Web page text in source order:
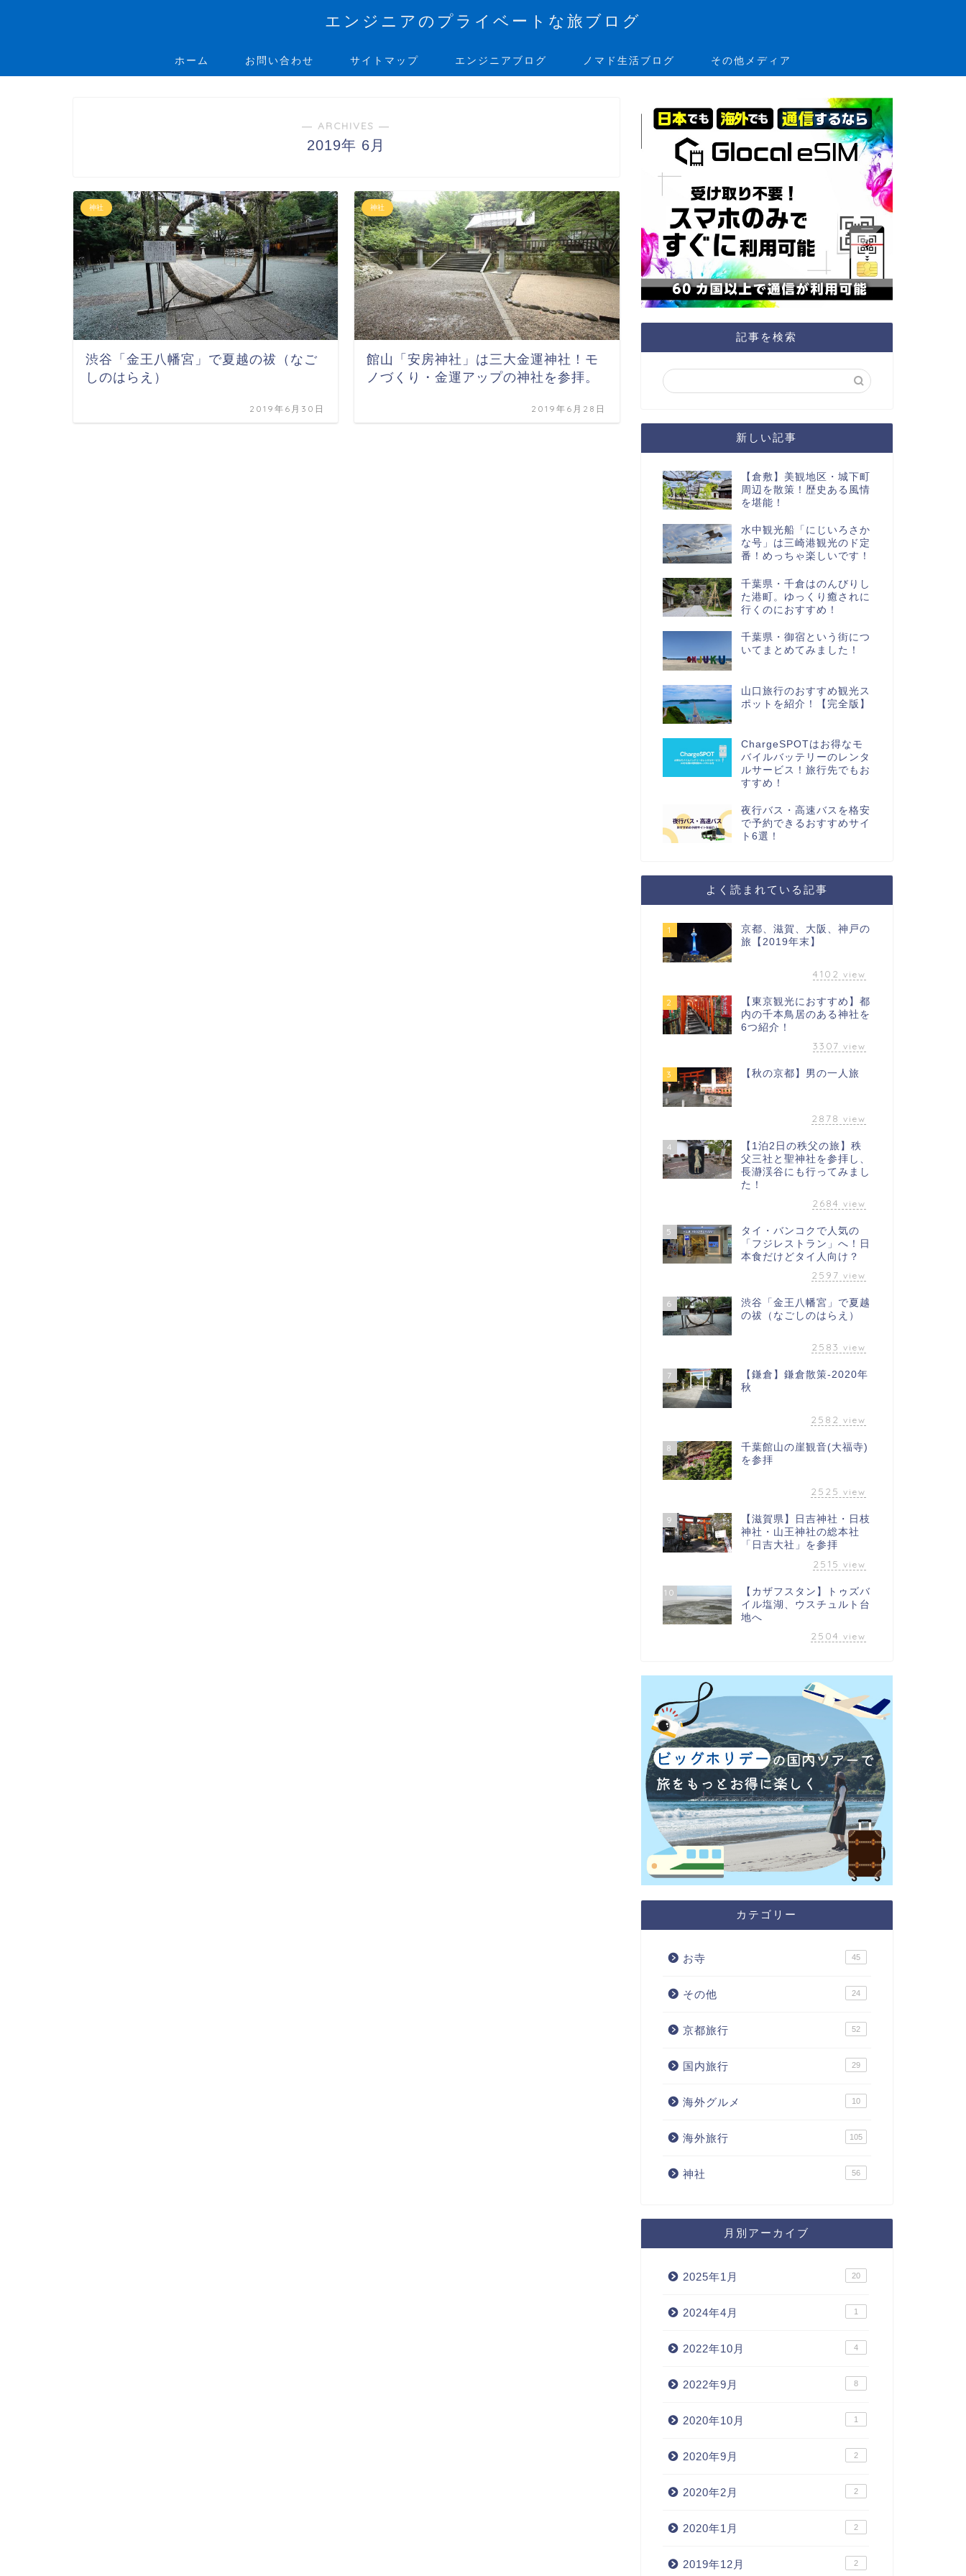
エンジニアのプライベートな旅ブログ
ホーム お問い合わせ サイトマップ エンジニアブログ ノマド生活ブログ その他メディア
― ARCHIVES ―
2019年 6月
神社
渋谷「金王八幡宮」で夏越の祓（なご
しのはらえ）
2019年6月30日
神社
館山「安房神社」は三大金運神社！モ
ノづくり・金運アップの神社を参拝。
2019年6月28日
記事を検索
新しい記事
【倉敷】美観地区・城下町
周辺を散策！歴史ある風情
を堪能！
水中観光船「にじいろさか
な号」は三崎港観光のド定
番！めっちゃ楽しいです！
千葉県・千倉はのんびりし
た港町。ゆっくり癒されに
行くのにおすすめ！
千葉県・御宿という街につ
いてまとめてみました！
山口旅行のおすすめ観光ス
ポットを紹介！【完全版】
ChargeSPOTはお得なモ
バイルバッテリーのレンタ
ルサービス！旅行先でもお
すすめ！
夜行バス・高速バスを格安
で予約できるおすすめサイ
ト6選！
よく読まれている記事
1
京都、滋賀、大阪、神戸の
旅【2019年末】
4102 view
2
【東京観光におすすめ】都
内の千本鳥居のある神社を
6つ紹介！
3307 view
3 【秋の京都】男の一人旅
2878 view
4
【1泊2日の秩父の旅】秩
父三社と聖神社を参拝し、
長瀞渓谷にも行ってみまし
た！
2684 view
5
タイ・バンコクで人気の
「フジレストラン」へ！日
本食だけどタイ人向け？
2597 view
6
渋谷「金王八幡宮」で夏越
の祓（なごしのはらえ）
2583 view
7
【鎌倉】鎌倉散策-2020年
秋
2582 view
8
千葉館山の崖観音(大福寺)
を参拝
2525 view
9
【滋賀県】日吉神社・日枝
神社・山王神社の総本社
「日吉大社」を参拝
2515 view
10
【カザフスタン】トゥズバ
イル塩湖、ウスチュルト台
地へ
2504 view
カテゴリー
お寺 45
その他 24
京都旅行 52
国内旅行 29
海外グルメ 10
海外旅行 105
神社 56
月別アーカイブ
2025年1月 20
2024年4月 1
2022年10月 4
2022年9月 8
2020年10月 1
2020年9月 2
2020年2月 2
2020年1月 2
2019年12月 2